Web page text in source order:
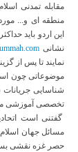
مقابله تمدنی
منطقه ای و...
نشانی
نمایند تا پس از
موضوعاتی چون
شناسایی
تخصصی آموزشی
گفتنی است
مسائل جهان
حصر غزه نقشی